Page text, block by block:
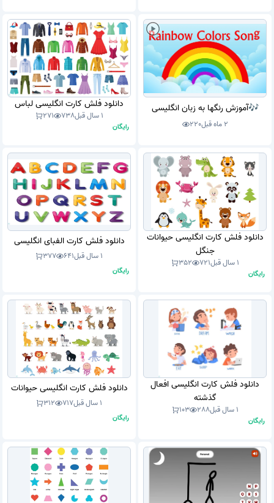
🎶آموزش رنگها به زبان انگلیسی
2 ماه قبل 220
دانلود فلش کارت انگلیسی لباس
1 سال قبل 738
271
رایگان
دانلود فلش کارت انگلیسی حیوانات
جنگل
1 سال قبل 721
352
رایگان
دانلود فلش کارت الفبای انگلیسی
1 سال قبل 641
377
رایگان
دانلود فلش کارت انگلیسی افعال
گذشته
1 سال قبل 288
103
رایگان
دانلود فلش کارت انگلیسی حیوانات
1 سال قبل 717
312
رایگان